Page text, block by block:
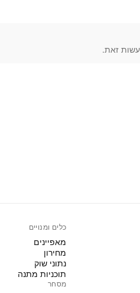
כלים ומנויים
מאפיינים
מחירון
נתוני שוק
תוכניות מתנה
מסחר